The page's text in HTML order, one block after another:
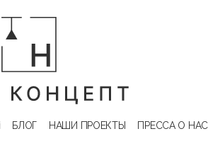
БЛОГ НАШИ ПРОЕКТЫ ПРЕССА О НАС